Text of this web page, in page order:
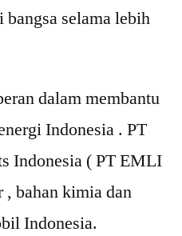
bangsa selama lebih
dalam membantu
Indonesia . PT
Indonesia ( PT EMLI
bahan kimia dan
Indonesia.